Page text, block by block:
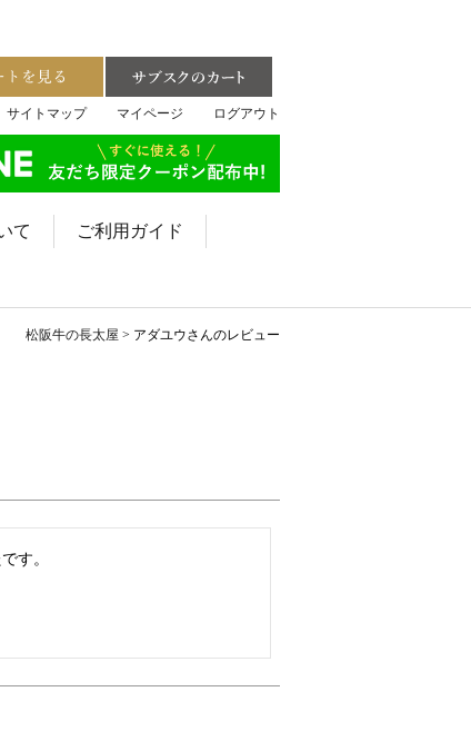
サイトマップ マイページ ログアウト
て
ご利用ガイド
松阪牛の長太屋 アダユウさんのレビュー
す。